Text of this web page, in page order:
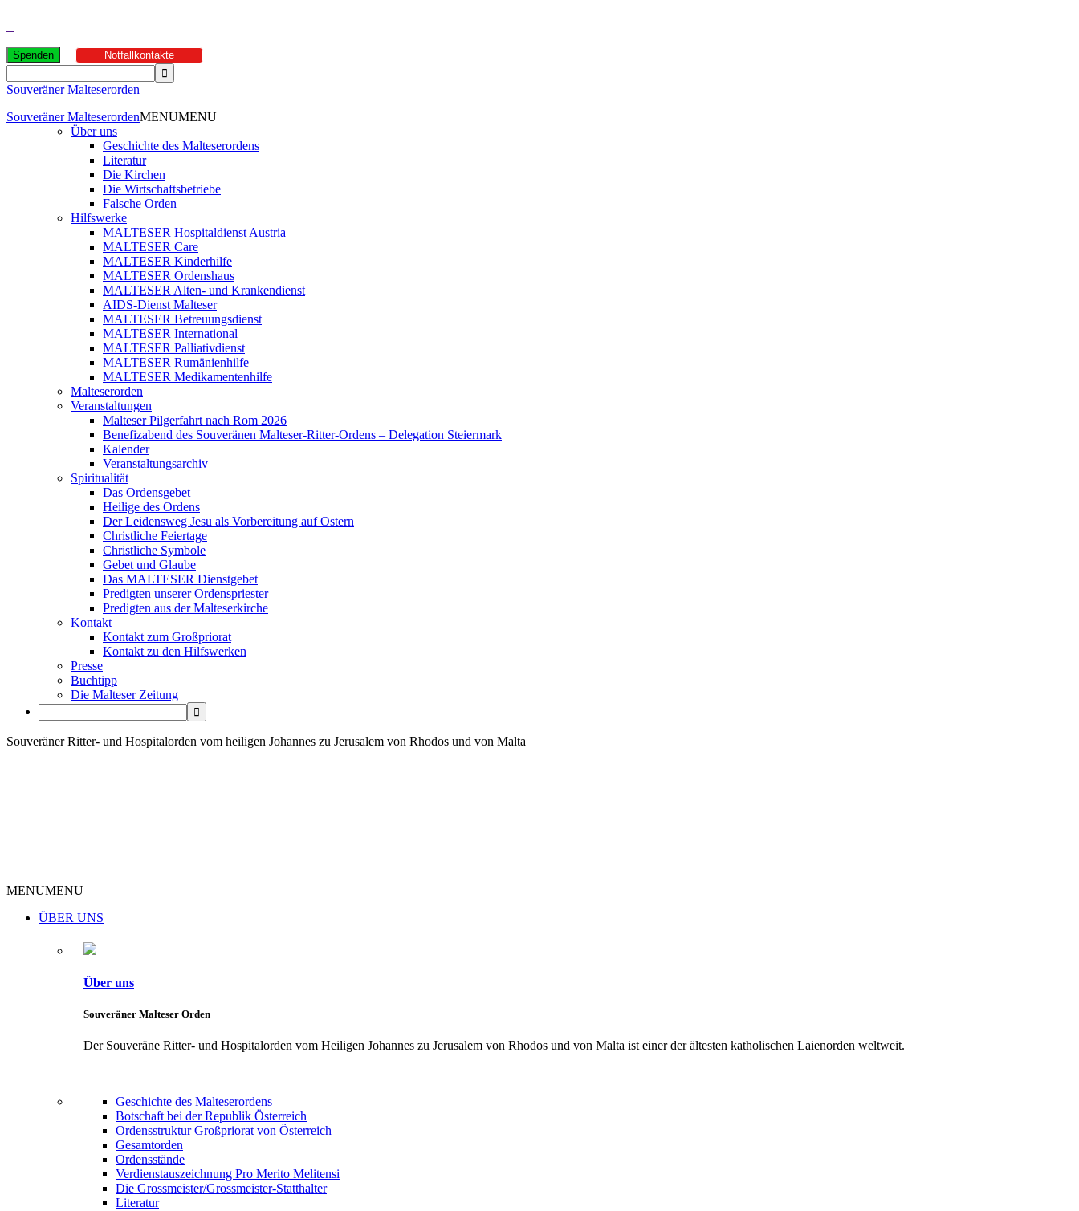
+
Spenden Notfallkontakte
Souveräner Malteserorden
Souveräner MalteserordenMENUMENU
Über uns
Geschichte des Malteserordens
Literatur
Die Kirchen
Die Wirtschaftsbetriebe
Falsche Orden
Hilfswerke
MALTESER Hospitaldienst Austria
MALTESER Care
MALTESER Kinderhilfe
MALTESER Ordenshaus
MALTESER Alten- und Krankendienst
AIDS-Dienst Malteser
MALTESER Betreuungsdienst
MALTESER International
MALTESER Palliativdienst
MALTESER Rumänienhilfe
MALTESER Medikamentenhilfe
Malteserorden
Veranstaltungen
Malteser Pilgerfahrt nach Rom 2026
Benefizabend des Souveränen Malteser-Ritter-Ordens – Delegation Steiermark
Kalender
Veranstaltungsarchiv
Spiritualität
Das Ordensgebet
Heilige des Ordens
Der Leidensweg Jesu als Vorbereitung auf Ostern
Christliche Feiertage
Christliche Symbole
Gebet und Glaube
Das MALTESER Dienstgebet
Predigten unserer Ordenspriester
Predigten aus der Malteserkirche
Kontakt
Kontakt zum Großpriorat
Kontakt zu den Hilfswerken
Presse
Buchtipp
Die Malteser Zeitung
Souveräner Ritter- und Hospitalorden vom heiligen Johannes zu Jerusalem von Rhodos und von Malta
MENUMENU
ÜBER UNS
Über uns
Souveräner Malteser Orden
Der Souveräne Ritter- und Hospitalorden vom Heiligen Johannes zu Jerusalem von Rhodos und von Malta ist einer der ältesten katholischen Laienorden weltweit.
Geschichte des Malteserordens
Botschaft bei der Republik Österreich
Ordensstruktur Großpriorat von Österreich
Gesamtorden
Ordensstände
Verdienstauszeichnung Pro Merito Melitensi
Die Grossmeister/Grossmeister-Statthalter
Literatur